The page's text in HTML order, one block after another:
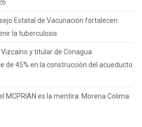
Estatal de Vacunación fortalecen
la tuberculosis
y titular de Conagua
de 45% en la construcción del acueducto
MCPRIAN es la mentira: Morena Colima